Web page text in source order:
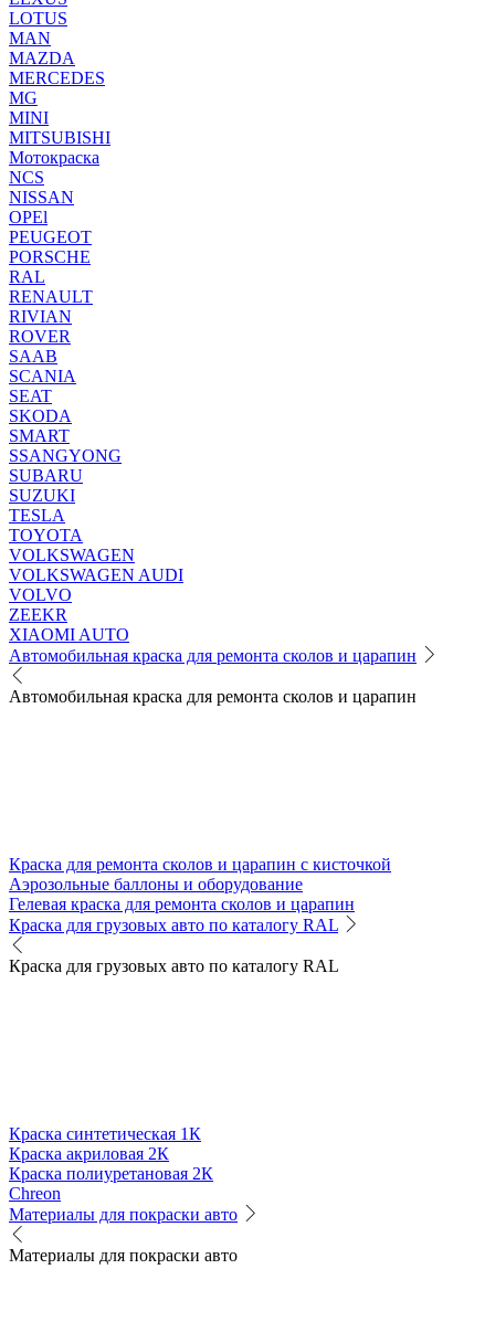
LOTUS
MAN
MAZDA
MERCEDES
MG
MINI
MITSUBISHI
Мотокраска
NCS
NISSAN
OPEl
PEUGEOT
PORSCHE
RAL
RENAULT
RIVIAN
ROVER
SAAB
SCANIA
SEAT
SKODA
SMART
SSANGYONG
SUBARU
SUZUKI
TESLA
TOYOTA
VOLKSWAGEN
VOLKSWAGEN AUDI
VOLVO
ZEEKR
XIAOMI AUTO
Автомобильная краска для ремонта сколов и царапин
Автомобильная краска для ремонта сколов и царапин
Краска для ремонта сколов и царапин с кисточкой
Аэрозольные баллоны и оборудование
Гелевая краска для ремонта сколов и царапин
Краска для грузовых авто по каталогу RAL
Краска для грузовых авто по каталогу RAL
Краска синтетическая 1К
Краска акриловая 2К
Краска полиуретановая 2К
Chreon
Материалы для покраски авто
Материалы для покраски авто